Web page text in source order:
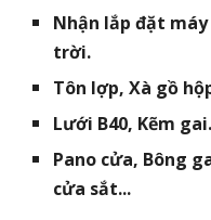
Nhận lắp đặt
trời.
Tôn lợp, Xà gồ
Lưới B40, Kẽm
Pano cửa, Bông
cửa sắt...